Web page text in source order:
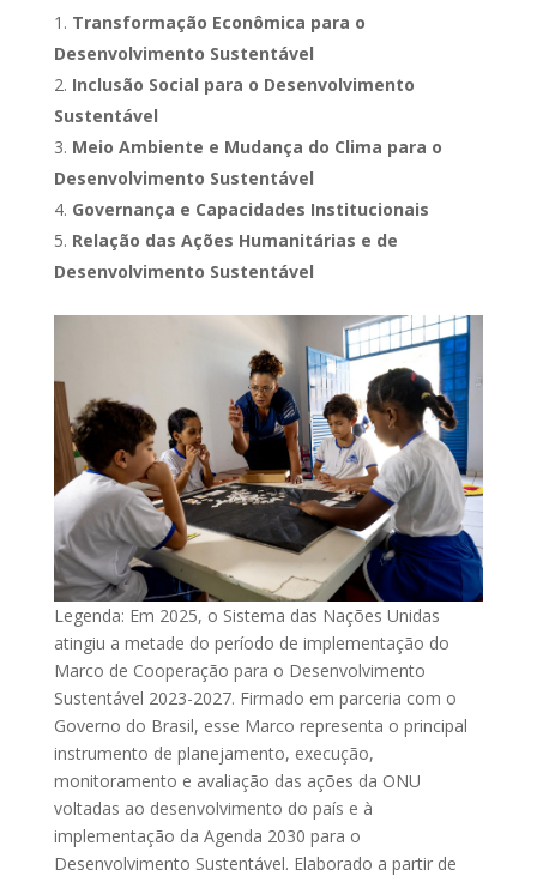
Transformação Econômica para o
Desenvolvimento Sustentável
Inclusão Social para o Desenvolvimento
Sustentável
Meio Ambiente e Mudança do Clima para o
Desenvolvimento Sustentável
Governança e Capacidades Institucionais
Relação das Ações Humanitárias e de
Desenvolvimento Sustentável
Legenda: Em 2025, o Sistema das Nações Unidas
atingiu a metade do período de implementação do
Marco de Cooperação para o Desenvolvimento
Sustentável 2023-2027. Firmado em parceria com o
Governo do Brasil, esse Marco representa o principal
instrumento de planejamento, execução,
monitoramento e avaliação das ações da ONU
voltadas ao desenvolvimento do país e à
implementação da Agenda 2030 para o
Desenvolvimento Sustentável. Elaborado a partir de